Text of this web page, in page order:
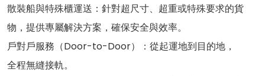
散裝船與特殊櫃運送：針對超尺寸、超重或特殊要求的貨
物，提供專屬解決方案，確保安全與效率。
戶對戶服務（Door-to-Door）：從起運地到目的地，
全程無縫接軌。